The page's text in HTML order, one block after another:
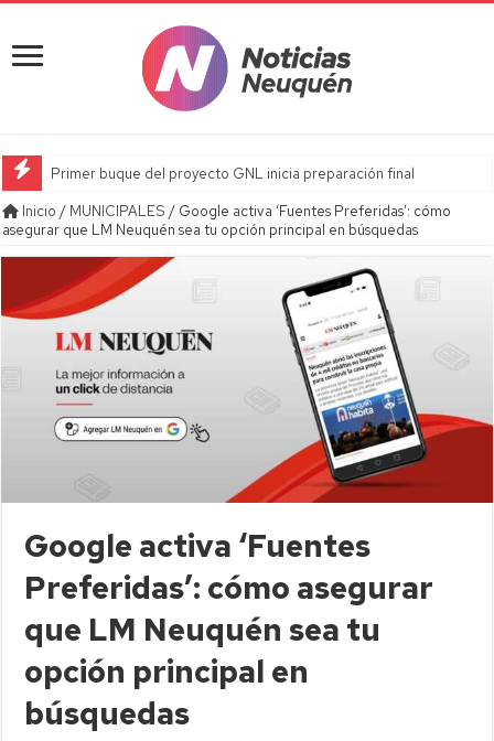
Primer buque del proyecto GNL inicia preparación final
Inicio / MUNICIPALES / Google activa ‘Fuentes Preferidas’: cómo
asegurar que LM Neuquén sea tu opción principal en búsquedas
Google activa ‘Fuentes
Preferidas’: cómo asegurar
que LM Neuquén sea tu
opción principal en
búsquedas